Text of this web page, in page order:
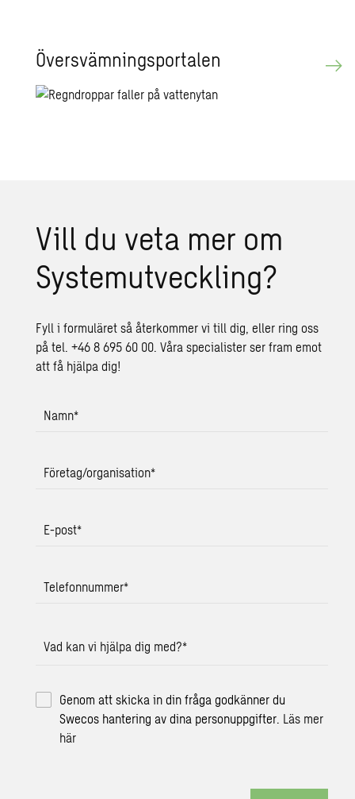
Över­sväm­ningspor­ta­len
Vill du veta mer om
System­ut­veck­ling?
Fyll i formuläret så återkommer vi till dig, eller ring oss
på tel. +46 8 695 60 00. Våra specialister ser fram emot
att få hjälpa dig!
Namn*
Företag/organisation*
E-post*
Telefonnummer*
Vad kan vi hjälpa dig med?*
Genom att skicka in din fråga godkänner du
Swecos hantering av dina personuppgifter. Läs mer
här